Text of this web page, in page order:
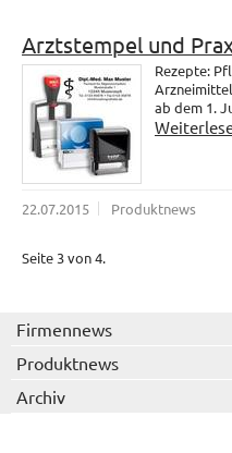
Arztstempel und
Rezepte:
ab dem 1.
22.07.2015 Produktnews
Seite 3 von 4.
Firmennews
Produktnews
Archiv